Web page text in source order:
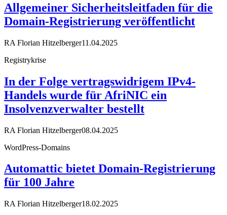
Allgemeiner Sicherheitsleitfaden für die
Domain-Registrierung veröffentlicht
RA Florian Hitzelberger11.04.2025
Registrykrise
In der Folge vertragswidrigem IPv4-
Handels wurde für AfriNIC ein
Insolvenzverwalter bestellt
RA Florian Hitzelberger08.04.2025
WordPress-Domains
Automattic bietet Domain-Registrierung
für 100 Jahre
RA Florian Hitzelberger18.02.2025